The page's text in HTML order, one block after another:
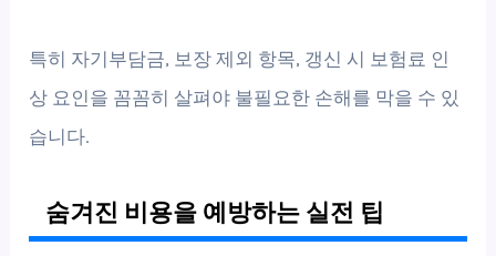
특히 자기부담금, 보장 제외 항목, 갱신 시 보험료 인
상 요인을 꼼꼼히 살펴야 불필요한 손해를 막을 수 있
습니다.
숨겨진 비용을 예방하는 실전 팁